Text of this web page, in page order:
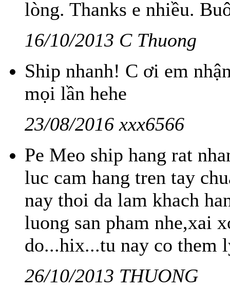
lòng. Thanks e nhiều.
16/10/2013 C Thuong
Ship nhanh! C ơi em
mọi lần hehe
23/08/2016 xxx6566
Pe Meo ship hang rat
luc cam hang tren tay
nay thoi da lam khach
luong san pham nhe,xai
do...hix...tu nay co them
26/10/2013 THUONG